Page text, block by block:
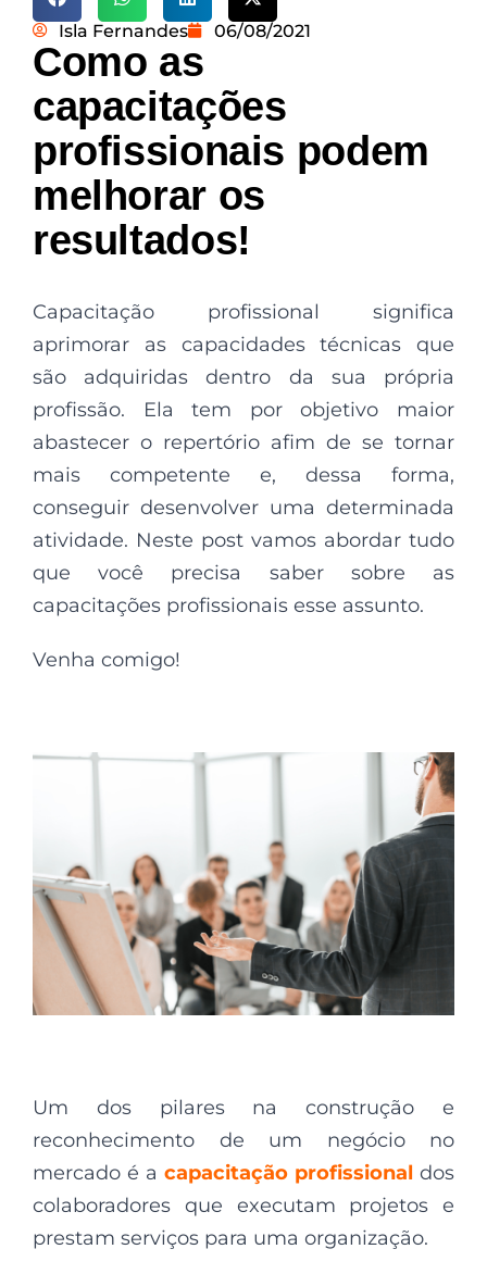
Isla Fernandes 06/08/2021
Como as
capacitações
profissionais podem
melhorar os
resultados!
Capacitação profissional significa
aprimorar as capacidades técnicas que
são adquiridas dentro da sua própria
profissão. Ela tem por objetivo maior
abastecer o repertório afim de se tornar
mais competente e, dessa forma,
conseguir desenvolver uma determinada
atividade. Neste post vamos abordar tudo
que você precisa saber sobre as
capacitações profissionais esse assunto.
Venha comigo!
Um dos pilares na construção e
reconhecimento de um negócio no
mercado é a capacitação profissional dos
colaboradores que executam projetos e
prestam serviços para uma organização.